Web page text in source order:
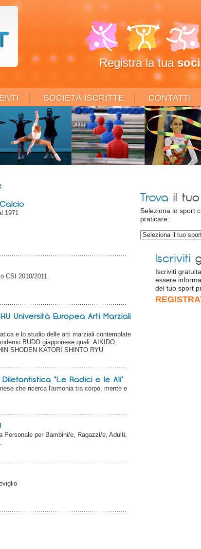
Registra la tua
SOCIETÀ ISCRITTE CONTATTI
Calcio
1971
CSI 2010/2011
Università Europea Arti Marziali
e lo studio delle arti marziali contemplate
BUDO giapponese quali: AIKIDO,
SHODEN KATORI SHINTO RYU
"Le Radici e le Ali"
che ricerca l'armonia tra corpo, mente e
Personale per Bambini/e, Ragazzi/e, Adulti,
Trova il
Seleziona lo sport
praticare:
Iscriviti
Iscriviti
essere
del tuo sport